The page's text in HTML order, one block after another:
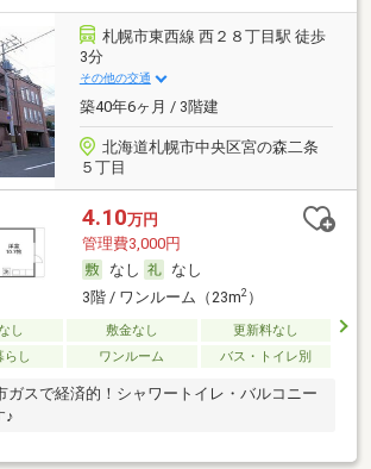
札幌市東西線 西２８丁目駅 徒歩
3分
その他の交通
築40年6ヶ月 / 3階建
北海道札幌市中央区宮の森二条
５丁目
4.10万円
管理費3,000円
なし
なし
3階 / ワンルーム（23m2）
し 敷金なし
更新料なし
らし
ワンルーム バス・トイレ別
スで経済的！シャワートイレ・バルコニー
♪